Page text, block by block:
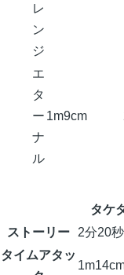
レ
ン
ジ
エ
タ
ー
ナ
ル
1m9cm
タケ
ストーリー
2分20秒
タイムアタッ